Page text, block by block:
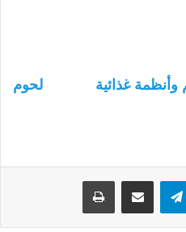
وأنظمة غذائية
لحوم